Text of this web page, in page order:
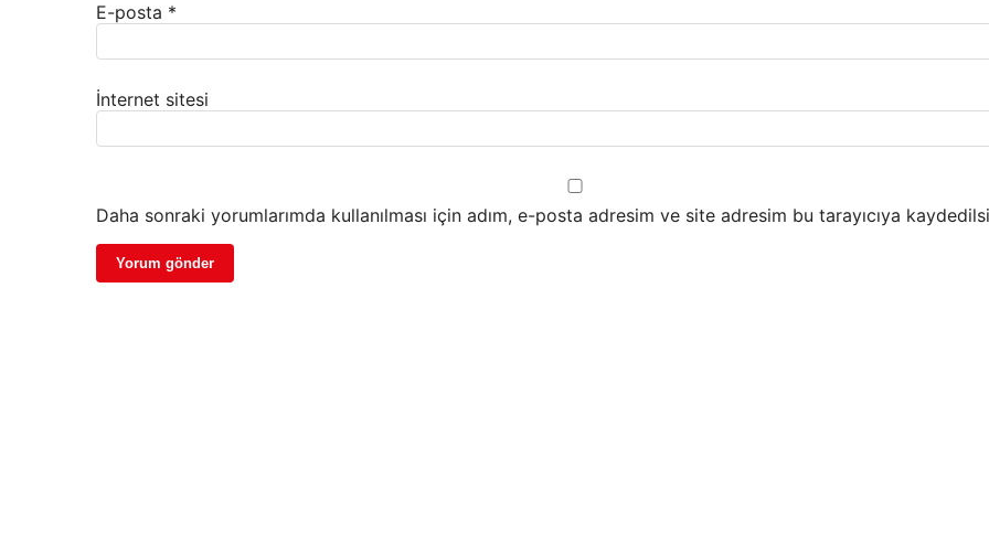
E-posta *
İnternet sitesi
Daha sonraki yorumlarımda kullanılması için adım, e-posta adresim ve site adresim bu tarayıcıya